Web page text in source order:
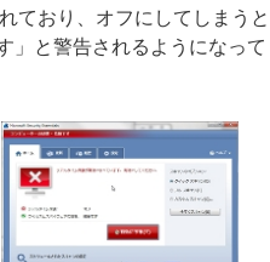
ており、オフにしてしまうと
」と警告されるようになって